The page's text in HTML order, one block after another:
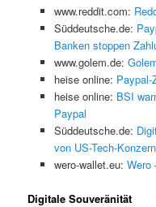
www.reddit.com:
Süddeutsche.de:
Banken stoppen
www.golem.de:
heise online: Paypal-
heise online: BSI
Paypal
Süddeutsche.de:
von US-Tech-
wero-wallet.eu: Wero
Digitale Souveränität